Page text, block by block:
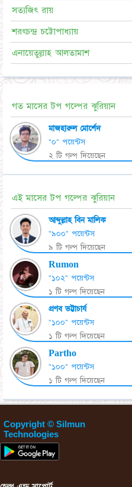
সত্যজিৎ রায়
শরৎচন্দ্র চট্টোপাধ্যায়
এনায়েতুল্লাহ আলতামাশ
গত মাসের টপ গল্পের ঝুরিয়ান
মাজহারুল মোর্শেদ
"০" পয়েন্টস
২ টি গল্প দিয়েছেন
এই মাসের টপ গল্পের ঝুরিয়ান
আব্দুল্লাহ বিন মালিক
"৯০০" পয়েন্টস
৯ টি গল্প দিয়েছেন
Rumon
"১০২" পয়েন্টস
১ টি গল্প দিয়েছেন
প্রণব ভট্টাচার্য
"১০০" পয়েন্টস
১ টি গল্প দিয়েছেন
Partho
"১০০" পয়েন্টস
১ টি গল্প দিয়েছেন
Copyright © Silmun
Technologies